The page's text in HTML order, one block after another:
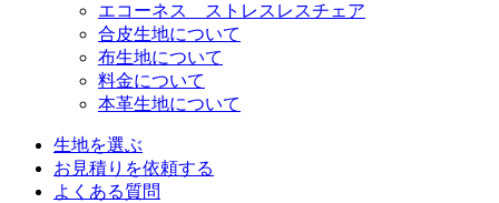
エコーネス ストレスレスチェア
合皮生地について
布生地について
料金について
本革生地について
生地を選ぶ
お見積りを依頼する
よくある質問